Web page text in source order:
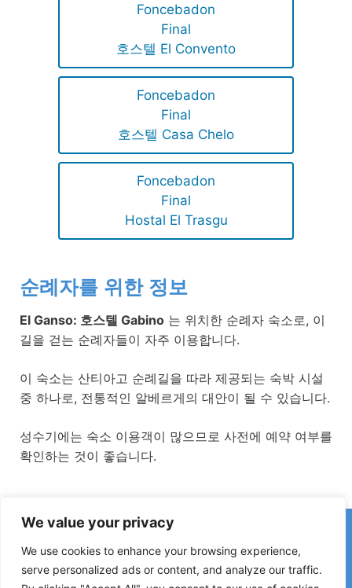
We value your privacy
We use cookies to enhance your browsing experience,
serve personalized ads or content, and analyze our traffic.
Foncebadon
Final
호스텔 El Convento
Foncebadon
Final
호스텔 Casa Chelo
Foncebadon
Final
Hostal El Trasgu
순례자를 위한 정보
El Ganso: 호스텔 Gabino 는 위치한 순례자 숙소로, 이
길을 걷는 순례자들이 자주 이용합니다.
이 숙소는 산티아고 순례길을 따라 제공되는 숙박 시설
중 하나로, 전통적인 알베르게의 대안이 될 수 있습니다.
성수기에는 숙소 이용객이 많으므로 사전에 예약 여부를
확인하는 것이 좋습니다.
카미노에서 잘못된 정보나 최근 변경 사항을 발견하셨나요?
폐쇄된 숙소, 침수 구간, 우회로, 공사 또는 기타 변경 사항에 대한
제보는 가이드를 최신 상태로 유지하는 데 큰 도움이 됩니다.